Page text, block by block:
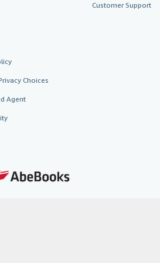
Choices
Agent
Customer Support